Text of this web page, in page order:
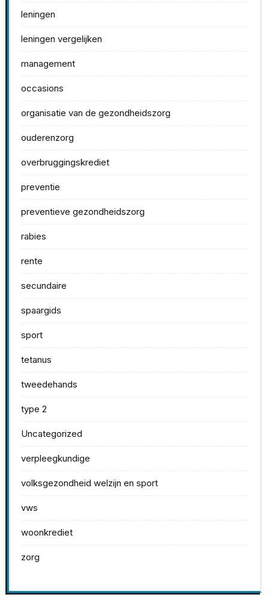
leningen
leningen vergelijken
management
occasions
organisatie van de gezondheidszorg
ouderenzorg
overbruggingskrediet
preventie
preventieve gezondheidszorg
rabies
rente
secundaire
spaargids
sport
tetanus
tweedehands
type 2
Uncategorized
verpleegkundige
volksgezondheid welzijn en sport
vws
woonkrediet
zorg